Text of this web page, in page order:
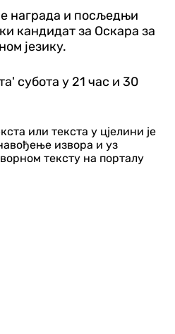
награда и посљедњи
кандидат за Оскара за
језику.
субота у 21 час и 30
или текста у цјелини је
извора и уз
тексту на порталу